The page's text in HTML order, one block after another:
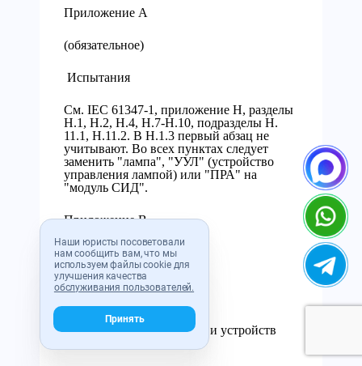
Наши юристы посоветовали
нам сообщить вам, что мы
используем файлы cookie для
улучшения качества
обслуживания пользователей.
Принять
Приложение А
(обязательное)
Испытания
См. IEC 61347-1, приложение Н, разделы
Н.1, Н.2, Н.4, Н.7-Н.10, подразделы Н.
11.1, Н.11.2. В Н.1.3 первый абзац не
учитывают. Во всех пунктах следует
заменить "лампа", "УУЛ" (устройство
управления лампой) или "ПРА" на
"модуль СИД".
Приложение В
(справочное)
Обзор систем из модулей
светоизлучающих диодов и устройств